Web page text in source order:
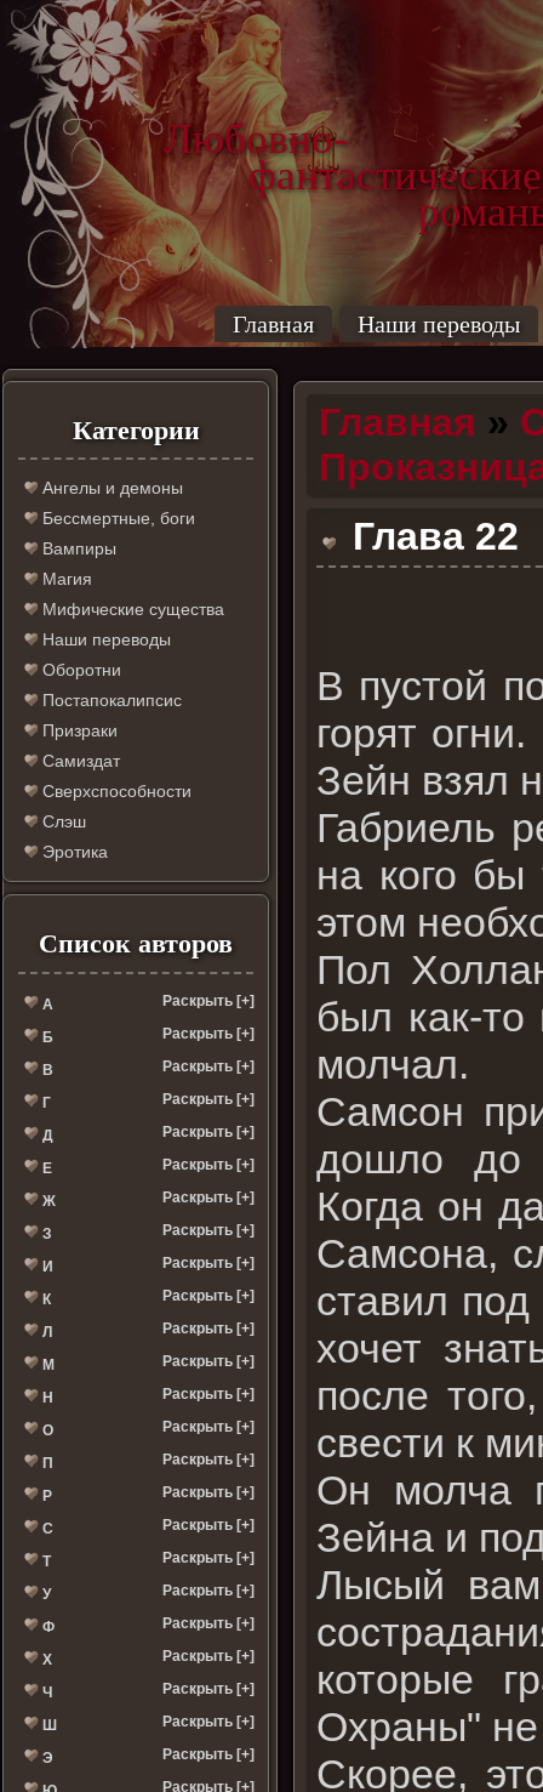
Любовно-
фантастические
Главная Наши переводы
Категории
Ангелы и демоны
Бессмертные, боги
Вампиры
Магия
Мифические существа
Наши переводы
Оборотни
Постапокалипсис
Призраки
Самиздат
Сверхспособности
Слэш
Эротика
Список авторов
А Раскрыть [+]
Б Раскрыть [+]
В Раскрыть [+]
Г Раскрыть [+]
Д Раскрыть [+]
Е Раскрыть [+]
Ж Раскрыть [+]
З Раскрыть [+]
И Раскрыть [+]
К Раскрыть [+]
Л Раскрыть [+]
М Раскрыть [+]
Н Раскрыть [+]
О Раскрыть [+]
П Раскрыть [+]
Р Раскрыть [+]
С Раскрыть [+]
Т Раскрыть [+]
У Раскрыть [+]
Ф Раскрыть [+]
Х Раскрыть [+]
Ч Раскрыть [+]
Ш Раскрыть [+]
Э Раскрыть [+]
Раскрыть [+]
Главная »
Глава 22
В пустой
горят
Зейн взял
Габриель
на кого
этом
Пол
был как-то
молчал.
Самсон
дошло до
Когда он
Самсона,
ставил
хочет
после
свести к
Он молча
Зейна и
Лысый
которые
Охраны"
Скорее,